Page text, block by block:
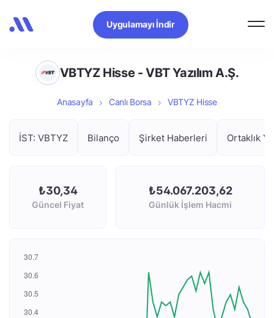
Uygulamayı İndir
VBTYZ Hisse - VBT Yazılım A.Ş.
Anasayfa Canlı Borsa VBTYZ Hisse
İST: VBTYZ Bilanço Şirket Haberleri Ortaklık
₺30,34
Güncel Fiyat
₺54.067.203,62
Günlük İşlem Hacmi